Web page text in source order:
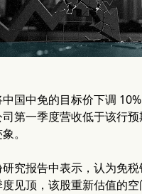
国中免的目标价下调
第一季度营收低于该行
。
究报告中表示，认为免
见顶，该股重新估值的空